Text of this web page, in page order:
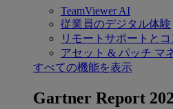
TeamViewer AI
従業員のデジタル体験
リモートサポートと
アセット & パッチ マ
すべての機能を表示
Gartner Report